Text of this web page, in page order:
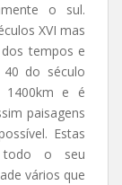
o sul.
XVI mas
tempos e
do século
1400km e é
paisagens
Estas
todo o seu
vários que